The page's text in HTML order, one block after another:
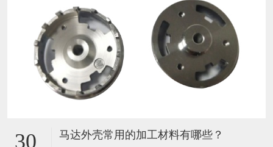
30
马达外壳常用的加工材料有哪些？